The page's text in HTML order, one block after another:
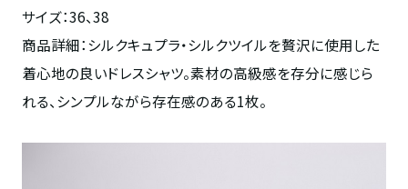
サイズ：36、38
商品詳細：シルクキュプラ・シルクツイルを贅沢に使用した
着心地の良いドレスシャツ。素材の高級感を存分に感じら
れる、シンプルながら存在感のある1枚。